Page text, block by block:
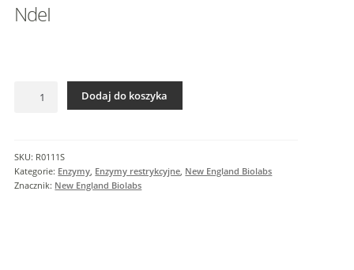
NdeI
Dodaj do koszyka
SKU: R0111S
Kategorie: Enzymy Enzymy restrykcyjne New England Biolabs
Znacznik: New England Biolabs